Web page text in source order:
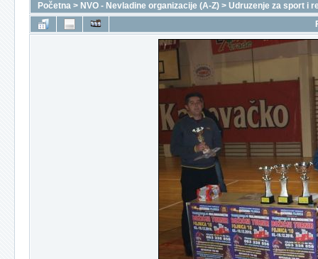
Početna > NVO - Nevladine organizacije (A-Z) > Udruzenje za sport i